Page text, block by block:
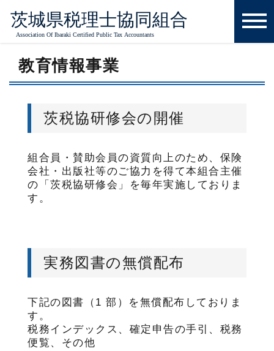
ホーム 事業内容 教育情報事業
教育情報事業
茨税協研修会の開催
組合員・賛助会員の資質向上のため、保険
会社・出版社等のご協力を得て本組合主催
の「茨税協研修会」を毎年実施しておりま
す。
実務図書の無償配布
下記の図書（1 部）を無償配布しておりま
す。
税務インデックス、確定申告の手引、税務
便覧、その他